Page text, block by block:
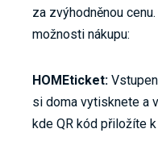
za zvýhodněnou
možnosti nákupu:
HOMEticket:
si doma vytisknete a
kde QR kód přiložíte